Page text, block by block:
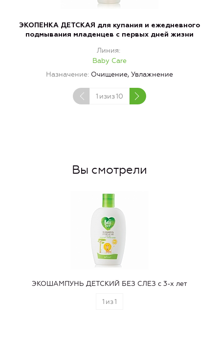
ЭКОПЕНКА ДЕТСКАЯ для купания и ежедневного
подмывания младенцев с первых дней жизни
Линия
Baby Care
Назначение Очищение, Увлажнение
1 изиз10
Вы смотрели
ЭКОШАМПУНЬ ДЕТСКИЙ БЕЗ СЛЕЗ с 3-х лет
1 из1